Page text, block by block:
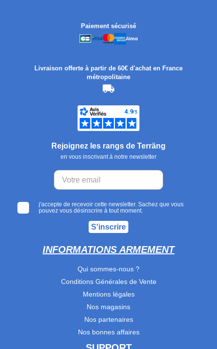
Paiement sécurisé
Livraison offerte à partir de 60€ d'achat en France
métropolitaine
Rejoignez les rangs de Terräng
en vous inscrivant à notre newsletter
j'accepte de recevoir cette newsletter. Sachez que vous
pouvez vous désinscrire à tout moment.
S'inscrire
INFORMATIONS ARMEMENT
Qui sommes-nous ?
Conditions Générales de Vente
Mentions légales
Nos magasins
Nos partenaires
Nos bonnes affaires